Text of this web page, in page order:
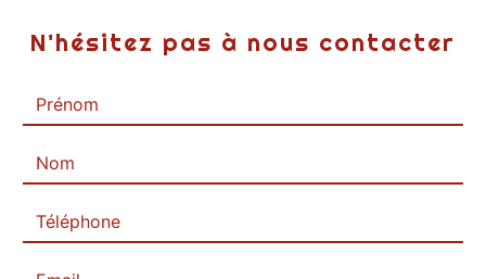
N'hésitez pas à nous contacter